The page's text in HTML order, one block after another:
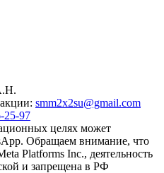
smm2x2su@gmail.com
25-97
целях может
Обращаем внимание, что
Platforms Inc., деятельность
и запрещена в РФ